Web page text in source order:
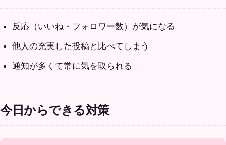
反応（いいね・フォロワー数）が気になる
他人の充実した投稿と比べてしまう
通知が多くて常に気を取られる
今日からできる対策